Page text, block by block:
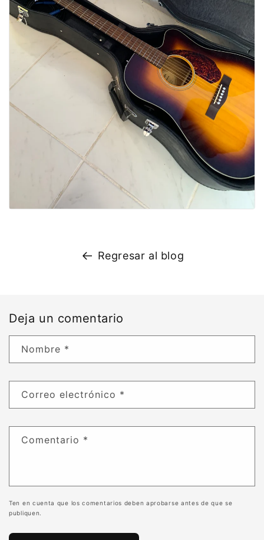
Regresar al blog
Deja un comentario
Nombre *
Correo electrónico *
Comentario *
Ten en cuenta que los comentarios deben aprobarse antes de que se
publiquen.